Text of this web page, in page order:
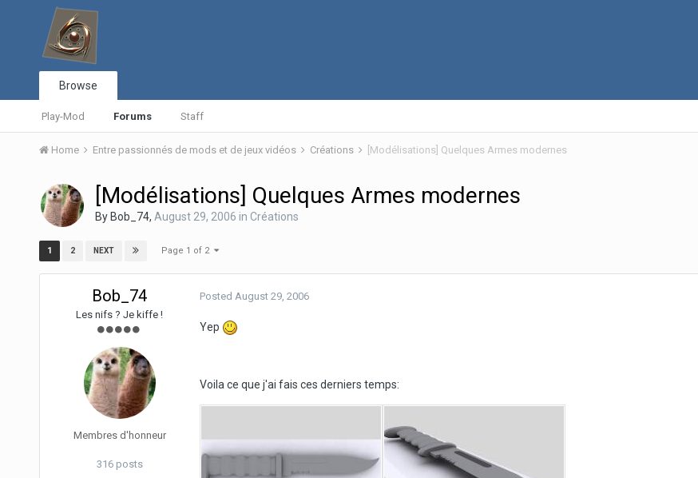
Browse
Play-Mod Forums Staff
Home Entre passionnés de mods et de jeux vidéos Créations [Modélisations] Quelques Armes modernes
[Modélisations] Quelques Armes modernes
By Bob_74, August 29, 2006 in Créations
1 2 NEXT Page 1 of 2
Bob_74
Les nifs ? Je kiffe !
Membres d'honneur
316 posts
Posted August 29, 2006
Yep
Voila ce que j'ai fais ces derniers temps: